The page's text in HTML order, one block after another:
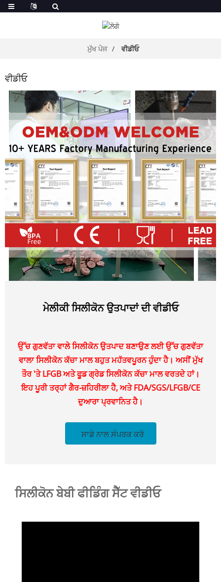
ਮੁੱਖ ਪੇਜ ਵੀਡੀਓ
ਵੀਡੀਓ
ਮੇਲੀਕੀ ਸਿਲੀਕੋਨ ਉਤਪਾਦਾਂ ਦੀ ਵੀਡੀਓ
ਉੱਚ ਗੁਣਵੱਤਾ ਵਾਲੇ ਸਿਲੀਕੋਨ ਉਤਪਾਦ ਬਣਾਉਣ ਲਈ ਉੱਚ ਗੁਣਵੱਤਾ
ਵਾਲਾ ਸਿਲੀਕੋਨ ਕੱਚਾ ਮਾਲ ਬਹੁਤ ਮਹੱਤਵਪੂਰਨ ਹੁੰਦਾ ਹੈ। ਅਸੀਂ ਮੁੱਖ
ਤੌਰ 'ਤੇ LFGB ਅਤੇ ਫੂਡ ਗ੍ਰੇਡ ਸਿਲੀਕੋਨ ਕੱਚਾ ਮਾਲ ਵਰਤਦੇ ਹਾਂ।
ਇਹ ਪੂਰੀ ਤਰ੍ਹਾਂ ਗੈਰ-ਜ਼ਹਿਰੀਲਾ ਹੈ, ਅਤੇ FDA/SGS/LFGB/CE
ਦੁਆਰਾ ਪ੍ਰਵਾਨਿਤ ਹੈ।
ਸਾਡੇ ਨਾਲ ਸੰਪਰਕ ਕਰੋ
ਸਿਲੀਕੋਨ ਬੇਬੀ ਫੀਡਿੰਗ ਸੈੱਟ ਵੀਡੀਓ